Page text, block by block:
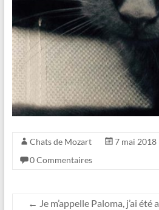
Chats de Mozart 7 mai 2018
0 Commentaires
← Je m’appelle Paloma, j’ai